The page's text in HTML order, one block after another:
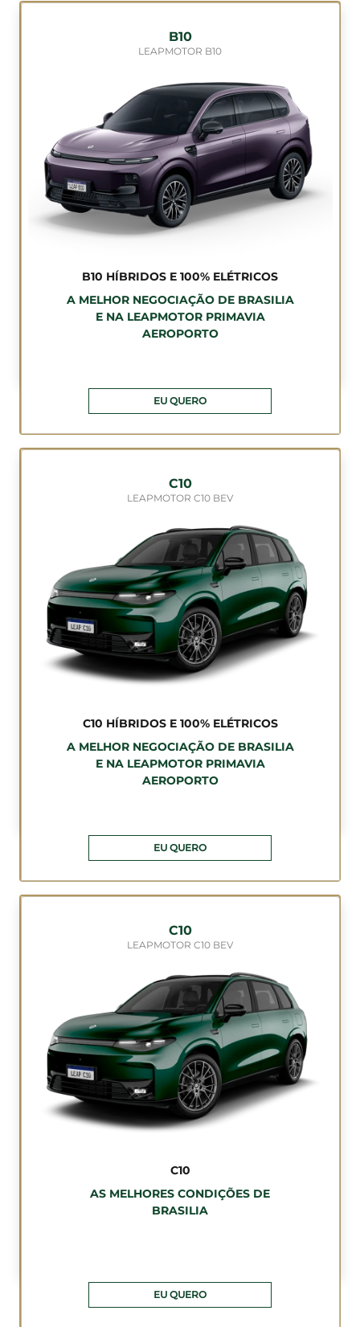
B10
LEAPMOTOR B10
B10 HÍBRIDOS E 100% ELÉTRICOS
A MELHOR NEGOCIAÇÃO DE BRASILIA
E NA LEAPMOTOR PRIMAVIA
AEROPORTO
EU QUERO
C10
LEAPMOTOR C10 BEV
C10 HÍBRIDOS E 100% ELÉTRICOS
A MELHOR NEGOCIAÇÃO DE BRASILIA
E NA LEAPMOTOR PRIMAVIA
AEROPORTO
EU QUERO
C10
LEAPMOTOR C10 BEV
C10
AS MELHORES CONDIÇÕES DE
BRASILIA
EU QUERO